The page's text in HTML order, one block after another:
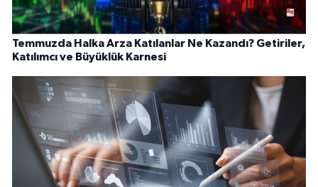
Temmuzda Halka Arza Katılanlar Ne Kazandı? Getiriler,
Katılımcı ve Büyüklük Karnesi